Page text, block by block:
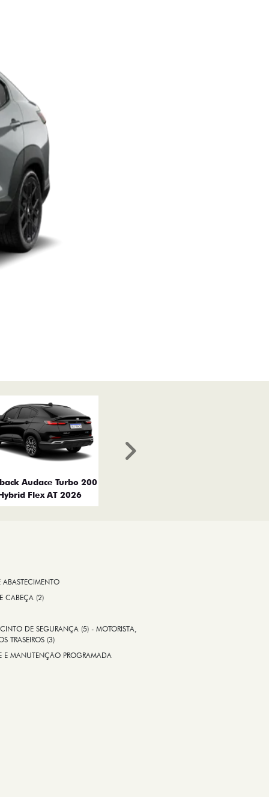
Audace Turbo 200
Flex AT 2026
Próximo
ABASTECIMENTO
CABEÇA (2)
DE SEGURANÇA (5) - MOTORISTA,
TRASEIROS (3)
E MANUTENÇÃO PROGRAMADA